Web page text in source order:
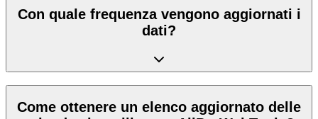
Con quale frequenza vengono aggiornati i
dati?
Come ottenere un elenco aggiornato delle